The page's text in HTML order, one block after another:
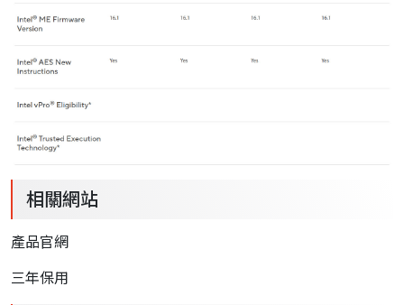
相關網站
產品官網
三年保用